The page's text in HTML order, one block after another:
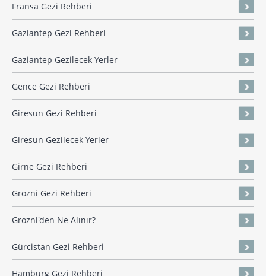
Fransa Gezi Rehberi
Gaziantep Gezi Rehberi
Gaziantep Gezilecek Yerler
Gence Gezi Rehberi
Giresun Gezi Rehberi
Giresun Gezilecek Yerler
Girne Gezi Rehberi
Grozni Gezi Rehberi
Grozni'den Ne Alınır?
Gürcistan Gezi Rehberi
Hamburg Gezi Rehberi